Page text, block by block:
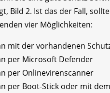
Bild 2. Ist das der Fall,
vier Möglichkeiten:
mit der vorhandenen
per Microsoft Defender
per Onlinevirenscanner
per Boot-Stick oder mit